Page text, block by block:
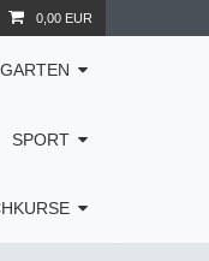
0,00 EUR
SPORT